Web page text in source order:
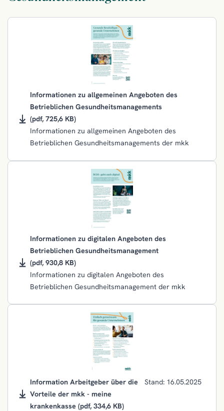
Informationen zu allgemeinen Angeboten des
Betrieblichen Gesundheitsmanagements
(pdf, 725,6 KB)
Informationen zu allgemeinen Angeboten des
Betrieblichen Gesundheitsmanagements der mkk
Informationen zu digitalen Angeboten des
Betrieblichen Gesundheitsmanagement
(pdf, 930,8 KB)
Informationen zu digitalen Angeboten des
Betrieblichen Gesundheitsmanagement der mkk
Information Arbeitgeber über die
Vorteile der mkk - meine
krankenkasse (pdf, 334,6 KB)
Stand: 16.05.2025